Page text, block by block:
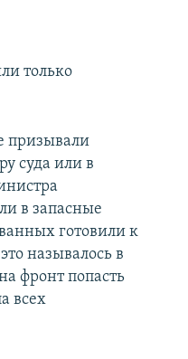
только
призывали
суда или в
в запасные
готовили к
называлось в
фронт попасть
всех